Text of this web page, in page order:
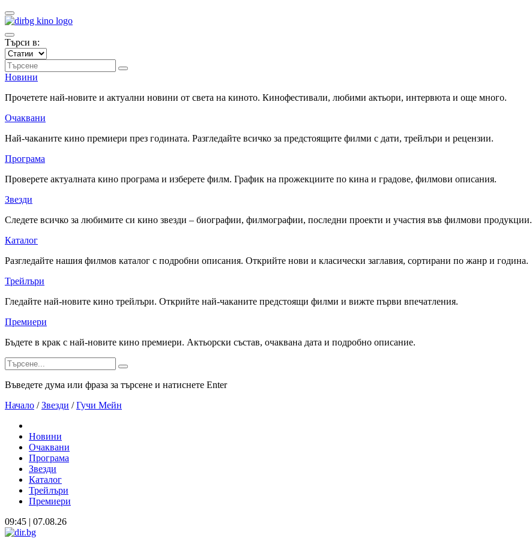
Търси в:
Новини
Прочетете най-новите и актуални новини от света на киното. Кинофестивали, любими актьори, интервюта и още много.
Очаквани
Най-чаканите кино премиери през годината. Разгледайте всичко за предстоящите филми с дати, трейлъри и рецензии.
Програма
Проверете актуалната кино програма и изберете филм. График на прожекциите по кина и градове, филмови описания.
Звезди
Следете всичко за любимите си кино звезди – биографии, филмографии, последни проекти и участия във филмови продукции.
Каталог
Разгледайте нашия филмов каталог с подробни описания. Открийте нови и класически заглавия, сортирани по жанр и година.
Трейлъри
Гледайте най-новите кино трейлъри. Открийте най-чаканите предстоящи филми и вижте първи впечатления.
Премиери
Бъдете в крак с най-новите кино премиери. Актьорски състав, очаквана дата и подробно описание.
Въведете дума или фраза за търсене и натиснете Enter
Начало / Звезди / Гучи Мейн
Новини
Очаквани
Програма
Звезди
Каталог
Трейлъри
Премиери
09:45 | 07.08.26